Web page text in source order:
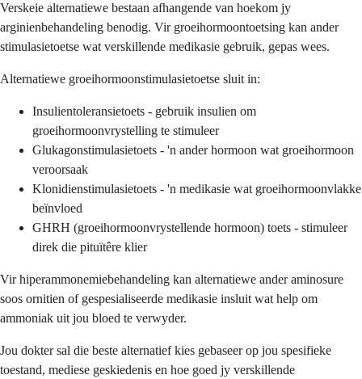
Verskeie alternatiewe bestaan ​​afhangende van hoekom jy
arginienbehandeling benodig. Vir groeihormoontoetsing kan ander
stimulasietoetse wat verskillende medikasie gebruik, gepas wees.
Alternatiewe groeihormoonstimulasietoetse sluit in:
Insulientoleransietoets - gebruik insulien om
groeihormoonvrystelling te stimuleer
Glukagonstimulasietoets - 'n ander hormoon wat groeihormoon
veroorsaak
Klonidienstimulasietoets - 'n medikasie wat groeihormoonvlakke
beïnvloed
GHRH (groeihormoonvrystellende hormoon) toets - stimuleer
direk die pituïtêre klier
Vir hiperammonemiebehandeling kan alternatiewe ander aminosure
soos ornitien of gespesialiseerde medikasie insluit wat help om
ammoniak uit jou bloed te verwyder.
Jou dokter sal die beste alternatief kies gebaseer op jou spesifieke
toestand, mediese geskiedenis en hoe goed jy verskillende